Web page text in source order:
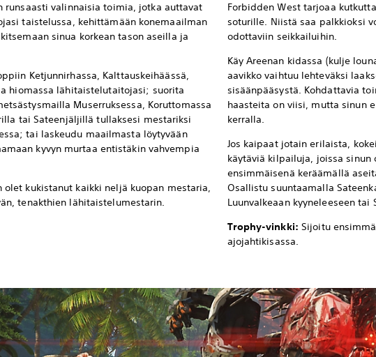
runsaasti valinnaisia toimia, jotka auttavat
taistelussa, kehittämään konemaailman
sinua korkean tason aseilla ja
Ketjunnirhassa, Kalttauskeihäässä,
hiomassa lähitaistelutaitojasi; suorita
Muserruksessa, Koruttomassa
tai Sateenjäljillä tullaksesi mestariksi
tai laskeudu maailmasta löytyvään
kyvyn murtaa entistäkin vahvempia
olet kukistanut kaikki neljä kuopan mestaria,
tenakthien lähitaistelumestarin.
Forbidden West tarjoaa
soturille. Niistä saa palkkioksi
odottaviin seikkailuihin.
Käy Areenan kidassa (kulje
aavikko vaihtuu lehteväksi
sisäänpääsystä. Kohdattavia
haasteita on viisi, mutta sinun
kerralla.
Jos kaipaat jotain erilaista,
käytäviä kilpailuja, joissa
ensimmäisenä keräämällä
Osallistu suuntaamalla
Luunvalkeaan kyyneleeseen tai
Trophy-vinkki: Sijoitu
ajojahtikisassa.